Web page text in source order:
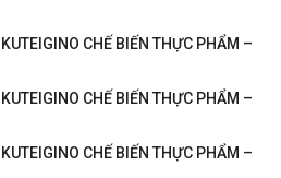
CHẾ BIẾN THỰC PHẨM –
CHẾ BIẾN THỰC PHẨM –
CHẾ BIẾN THỰC PHẨM –